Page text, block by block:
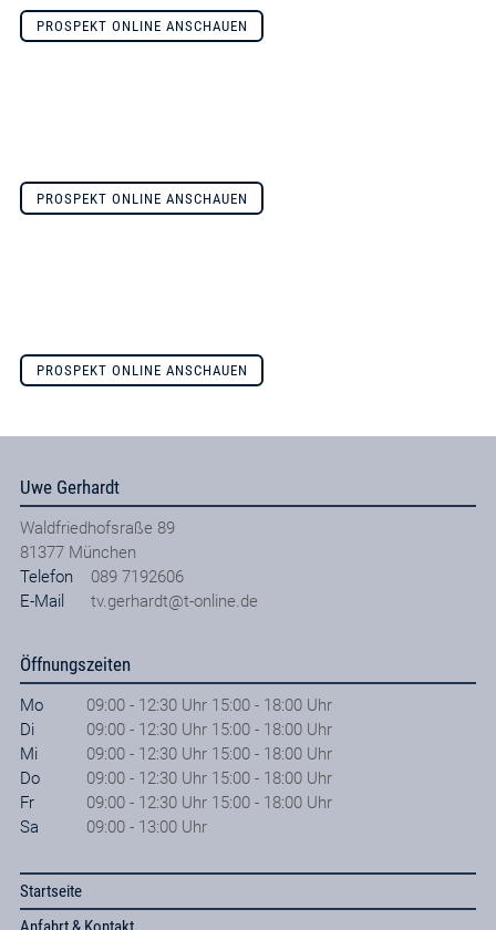
PROSPEKT ONLINE ANSCHAUEN
PROSPEKT ONLINE ANSCHAUEN
PROSPEKT ONLINE ANSCHAUEN
Uwe Gerhardt
Waldfriedhofsraße 89
81377 München
Telefon
089 7192606
E-Mail
tv.gerhardt@t-online.de
Öffnungszeiten
Mo
09:00 - 12:30 Uhr 15:00 - 18:00 Uhr
Di
09:00 - 12:30 Uhr 15:00 - 18:00 Uhr
Mi
09:00 - 12:30 Uhr 15:00 - 18:00 Uhr
Do
09:00 - 12:30 Uhr 15:00 - 18:00 Uhr
Fr
09:00 - 12:30 Uhr 15:00 - 18:00 Uhr
Sa
09:00 - 13:00 Uhr
Startseite